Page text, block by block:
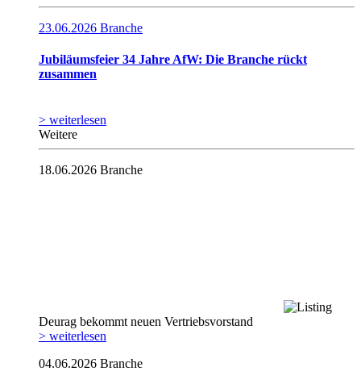
23.06.2026 Branche
Jubiläumsfeier 34 Jahre AfW: Die Branche rückt
zusammen
> weiterlesen
Weitere
18.06.2026 Branche
Deurag bekommt neuen Vertriebsvorstand
> weiterlesen
04.06.2026 Branche